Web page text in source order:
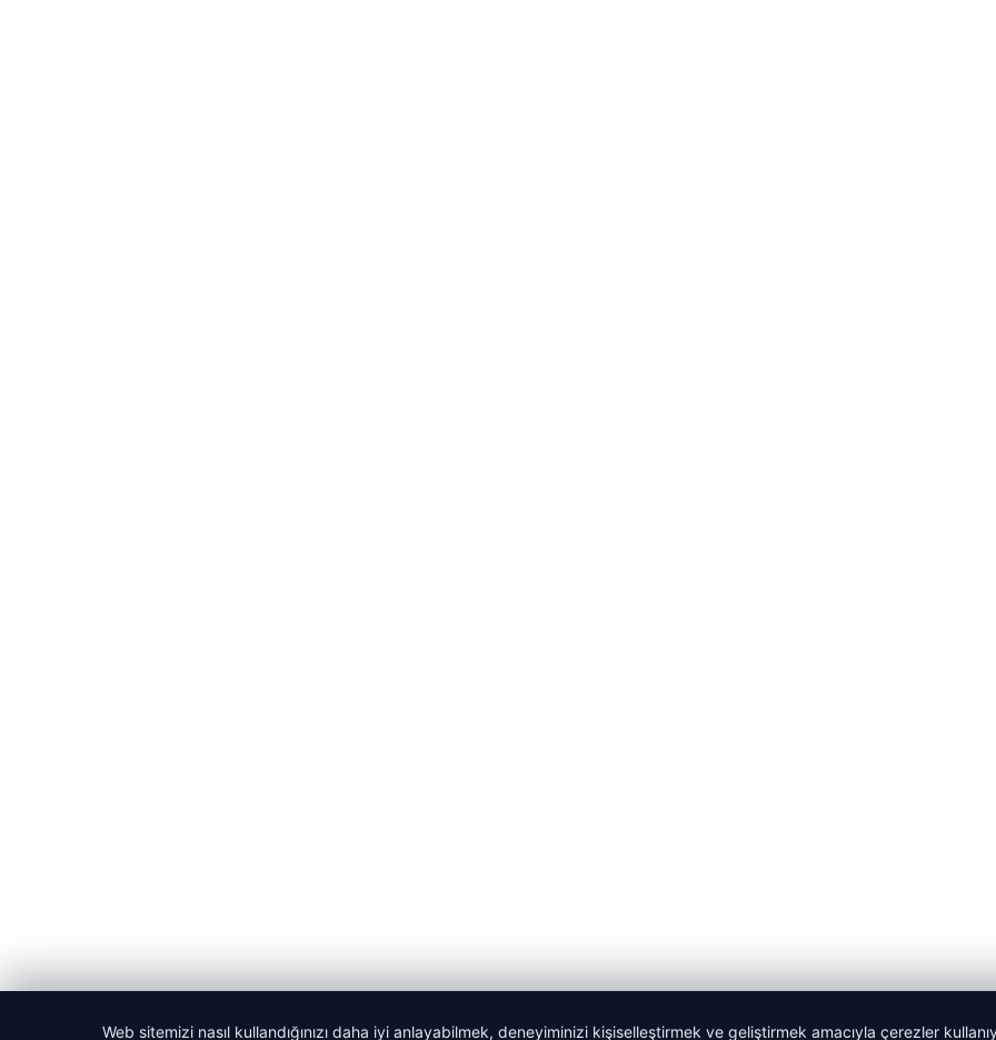
Web sitemizi nasıl kullandığınızı daha iyi anlayabilmek, deneyiminizi kişiselleştirmek ve geliştirmek amacıyla çerezler